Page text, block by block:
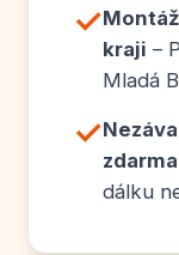
✓
kraji –
Mladá
✓
zdarma
dálku